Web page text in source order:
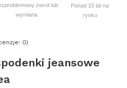
zwrot lub
wymiana
Ponad 15 lat na
rynku
0)
jeansowe